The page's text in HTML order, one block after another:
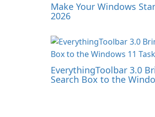
Make Your Windows
2026
EverythingToolbar 3.0
Search Box to the